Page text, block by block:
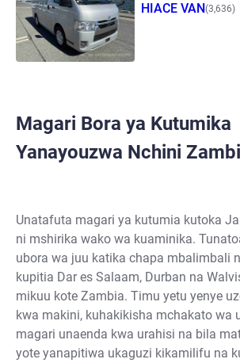
HIACE VAN(3,636)
Magari Bora ya Kutumika
Yanayouzwa Nchini
Unatafuta magari ya kutumia kutoka
ni mshirika wako wa kuaminika.
ubora wa juu katika chapa mbalimbali
kupitia Dar es Salaam, Durban na
mikuu kote Zambia. Timu yetu yenye
kwa makini, kuhakikisha mchakato wa
magari unaenda kwa urahisi na bila
yote yanapitiwa ukaguzi kikamilifu na